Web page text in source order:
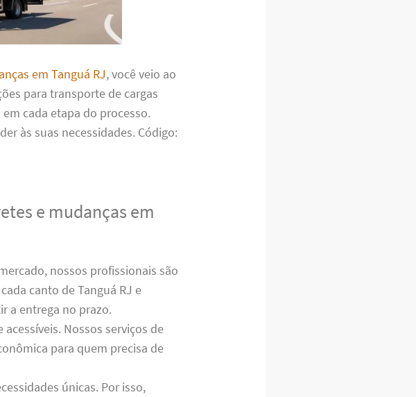
em Tanguá RJ, você veio ao
para transporte de cargas
cada etapa do processo.
às suas necessidades. Código:
e mudanças em
nossos profissionais são
canto de Tanguá RJ e
a entrega no prazo.
Nossos serviços de
para quem precisa de
únicas. Por isso,